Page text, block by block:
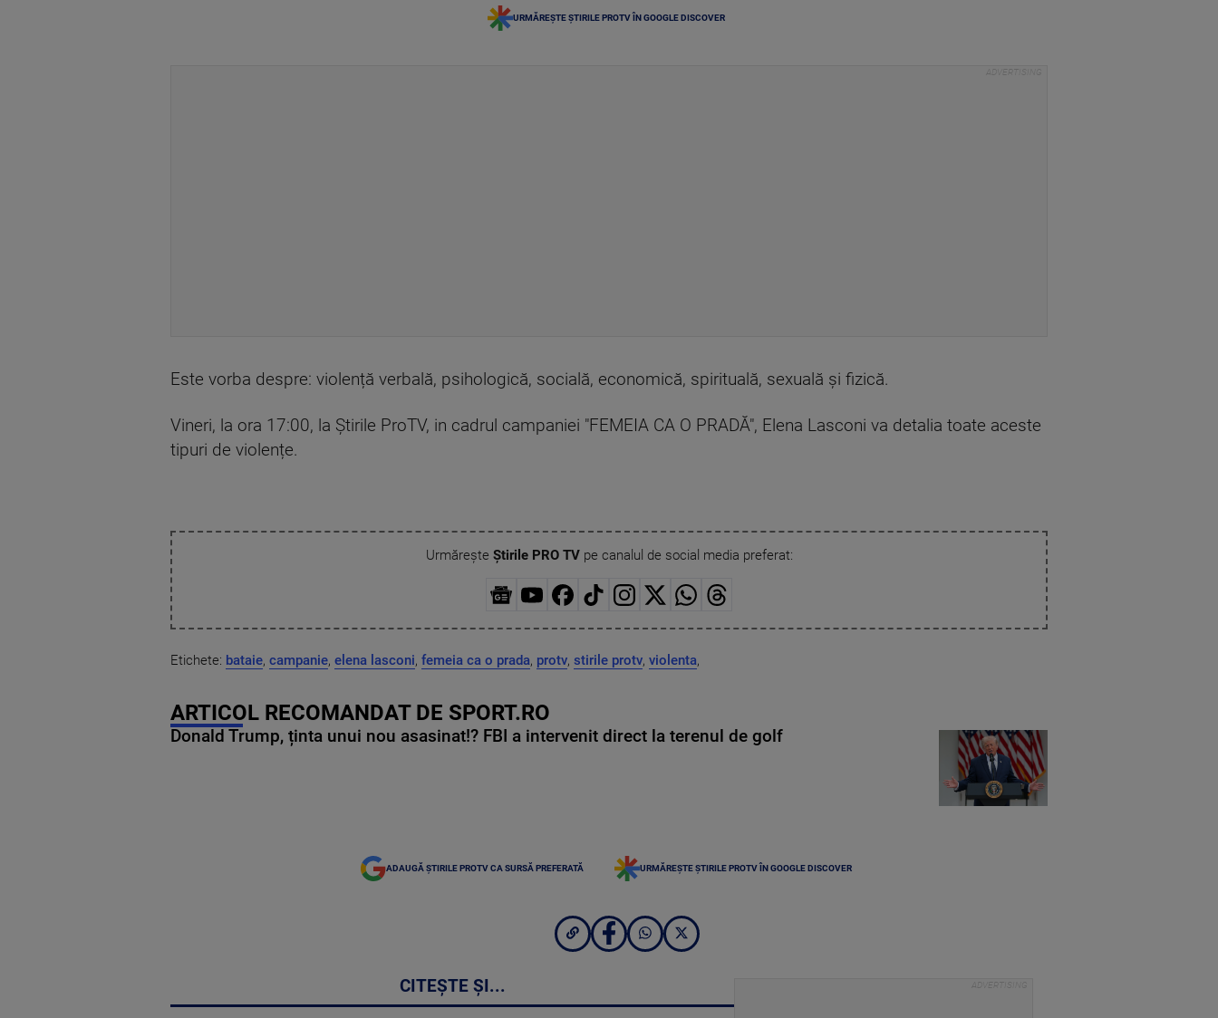
URMĂREȘTE ȘTIRILE PROTV ÎN GOOGLE DISCOVER
Este vorba despre: violență verbală, psihologică, socială, economică, spirituală, sexuală și fizică.
Vineri, la ora 17:00, la Știrile ProTV, in cadrul campaniei "FEMEIA CA O PRADĂ", Elena Lasconi va detalia toate aceste
tipuri de violențe.
Urmărește Știrile PRO TVpe canalul de social media preferat:
Etichete: bataie, campanie, elena lasconi, femeia ca o prada, protv, stirile protv, violenta,
ARTICOL RECOMANDAT DE SPORT.RO
Donald Trump, ținta unui nou asasinat!? FBI a intervenit direct la terenul de golf
ADAUGĂ ȘTIRILE PROTV CA SURSĂ PREFERATĂ URMĂREȘTE ȘTIRILE PROTV ÎN GOOGLE DISCOVER
CITEȘTE ȘI...